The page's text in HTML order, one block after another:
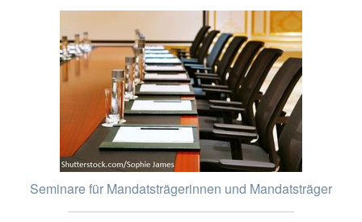
Seminare für Mandatsträgerinnen und Mandatsträger